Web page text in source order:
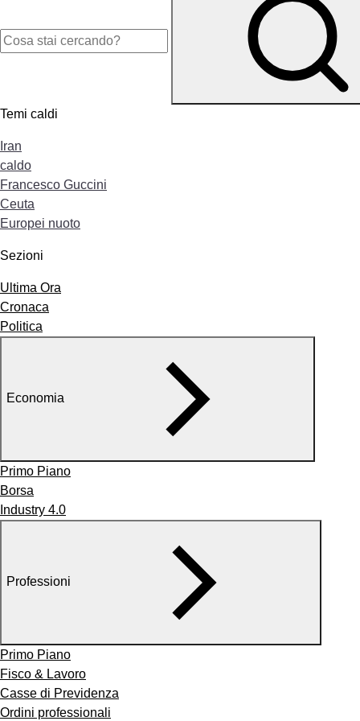
Temi caldi
Iran
caldo
Francesco Guccini
Ceuta
Europei nuoto
Sezioni
Ultima Ora
Cronaca
Politica
Economia
Primo Piano
Borsa
Industry 4.0
Professioni
Primo Piano
Fisco & Lavoro
Casse di Previdenza
Ordini professionali